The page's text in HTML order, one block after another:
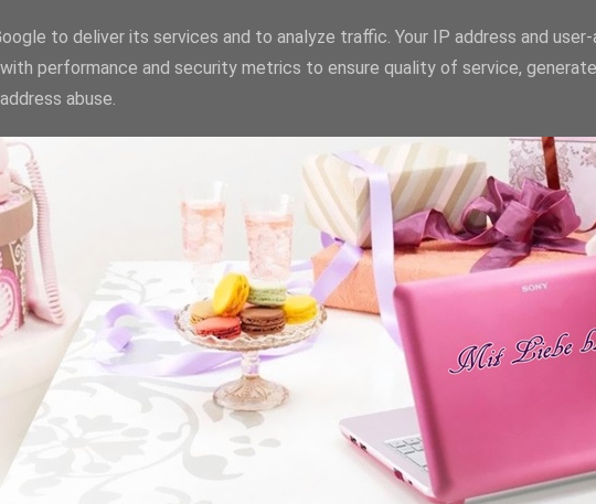
to deliver its services and to analyze traffic. Your IP address and
performance and security metrics to ensure quality of service,
abuse.